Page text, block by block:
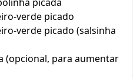
verde picado
verde picado (salsinha
(opcional, para aumentar